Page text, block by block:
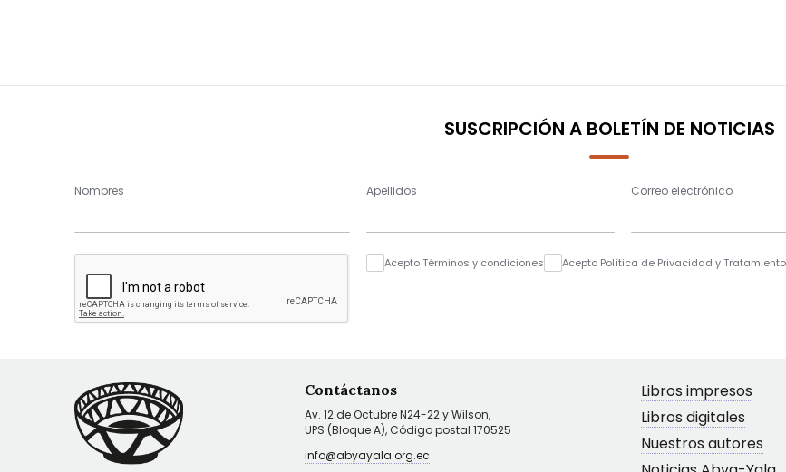
SUSCRIPCIÓN A BOLETÍN DE NOTICIAS
Nombres Apellidos Correo electrónico
Acepto Términos y condiciones Acepto Política de Privacidad y
Contáctanos
Av. 12 de Octubre N24-22 y Wilson,
UPS (Bloque A), Código postal 170525
info@abyayala.org.ec
Libros impresos
Libros digitales
Nuestros autores